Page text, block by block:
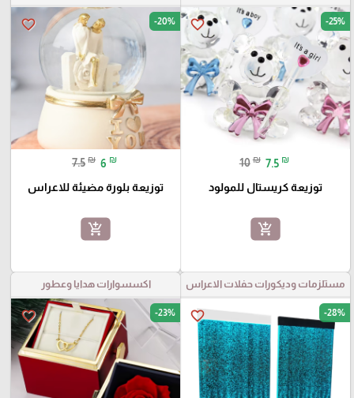
favorite_border -25%
10 ₪ 7.5 ₪
توزيعة كريستال للمولود
add_shopping_cart
favorite_border -20%
7.5 ₪ 6 ₪
توزيعة بلورة مضيئة للاعراس
add_shopping_cart
مستلزمات وديكورات حفلات الاعراس
favorite_border -28%
اكسسوارات هدايا وعطور
favorite_border -23%